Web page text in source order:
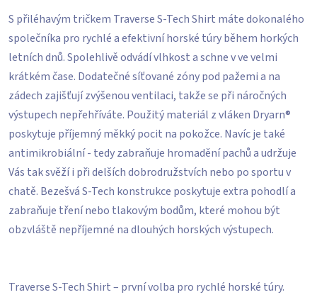
S přiléhavým tričkem Traverse S-Tech Shirt máte dokonalého
společníka pro rychlé a efektivní horské túry během horkých
letních dnů. Spolehlivě odvádí vlhkost a schne v ve velmi
krátkém čase. Dodatečné síťované zóny pod pažemi a na
zádech zajišťují zvýšenou ventilaci, takže se při náročných
výstupech nepřehříváte. Použitý materiál z vláken Dryarn®
poskytuje příjemný měkký pocit na pokožce. Navíc je také
antimikrobiální - tedy zabraňuje hromadění pachů a udržuje
Vás tak svěží i při delších dobrodružstvích nebo po sportu v
chatě. Bezešvá S-Tech konstrukce poskytuje extra pohodlí a
zabraňuje tření nebo tlakovým bodům, které mohou být
obzvláště nepříjemné na dlouhých horských výstupech.
Traverse S-Tech Shirt – první volba pro rychlé horské túry.